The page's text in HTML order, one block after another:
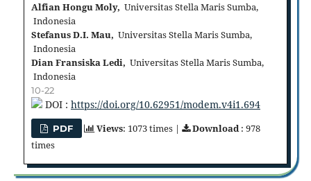
Alfian Hongu Moly, Universitas Stella Maris Sumba,
Indonesia
Stefanus D.I. Mau, Universitas Stella Maris Sumba,
Indonesia
Dian Fransiska Ledi, Universitas Stella Maris Sumba,
Indonesia
10-22
DOI : https://doi.org/10.62951/modem.v4i1.694
PDF Views: 1073 times | Download: 978
times